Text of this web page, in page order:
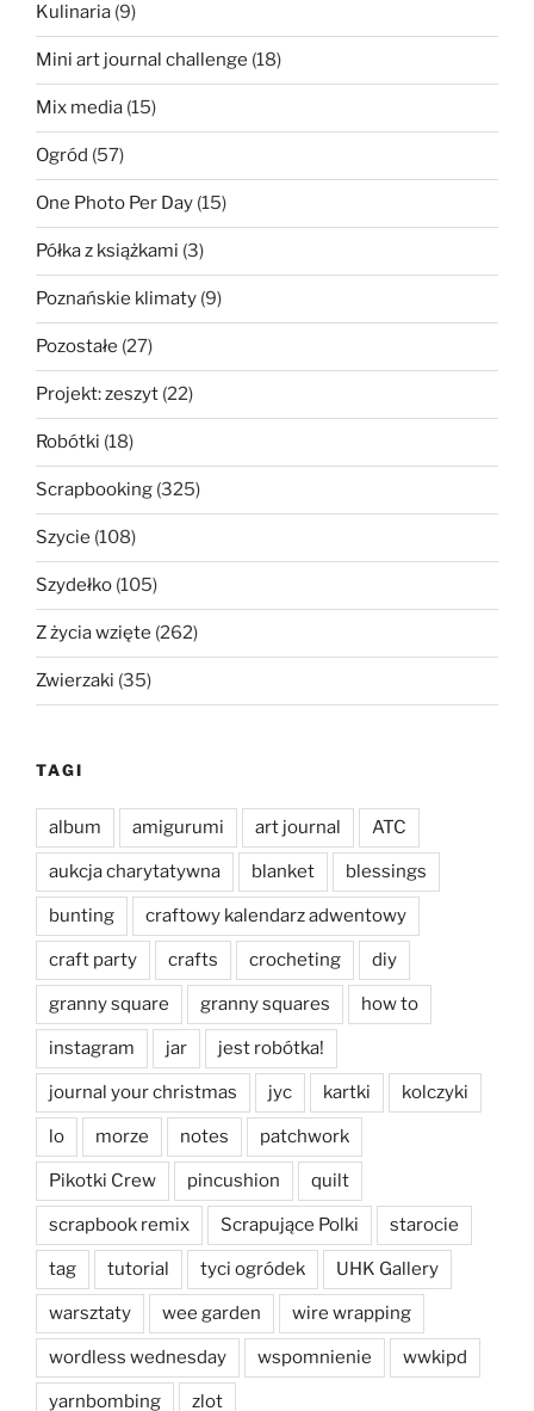
Kulinaria (9)
Mini art journal challenge (18)
Mix media (15)
Ogród (57)
One Photo Per Day (15)
Półka z książkami (3)
Poznańskie klimaty (9)
Pozostałe (27)
Projekt: zeszyt (22)
Robótki (18)
Scrapbooking (325)
Szycie (108)
Szydełko (105)
Z życia wzięte (262)
Zwierzaki (35)
TAGI
album amigurumi art journal ATC
aukcja charytatywna blanket blessings
bunting craftowy kalendarz adwentowy
craft party crafts crocheting diy
granny square granny squares how to
instagram jar jest robótka!
journal your christmas jyc kartki kolczyki
lo morze notes patchwork
Pikotki Crew pincushion quilt
scrapbook remix Scrapujące Polki starocie
tag tutorial tyci ogródek UHK Gallery
warsztaty wee garden wire wrapping
wordless wednesday wspomnienie wwkipd
yarnbombing zlot